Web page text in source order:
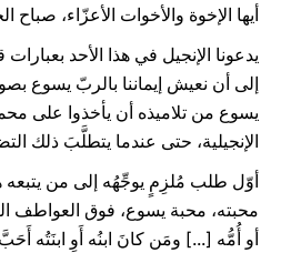
أيها الإخوة والأخوات الأعزّاء، صباح
إلى أن نعيش إيماننا بالربّ يسوع
يسوع من تلاميذه أن يأخذوا على
الإنجيلية، حتى عندما يتطلَّبَ ذلك
أوّل طلب مُلزِمٍ يوجِّهُه إلى من يتبعه
محبته، محبة يسوع، فوق العواطف
أو أُمُّه [...] ومَن كانَ ابنُه أَوِ ابنَتُه